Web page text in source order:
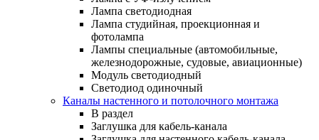
Лампа светодиодная
Лампа студийная, проекционная и
фотолампа
Лампы специальные (автомобильные,
железнодорожные, судовые, авиационные)
Модуль светодиодный
Светодиод одиночный
Каналы настенного и потолочного монтажа
В раздел
Заглушка для кабель-канала